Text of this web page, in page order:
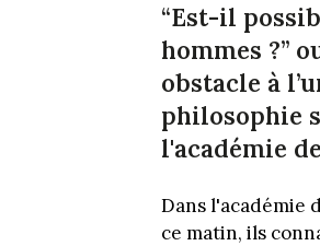
“Est-il
hommes ?”
obstacle à
philosophie
l'académie
Dans l'académie
ce matin, ils